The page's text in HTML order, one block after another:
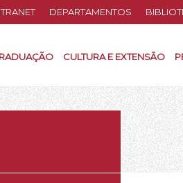
DEPARTAMENTOS
CULTURA E EXTENSÃO